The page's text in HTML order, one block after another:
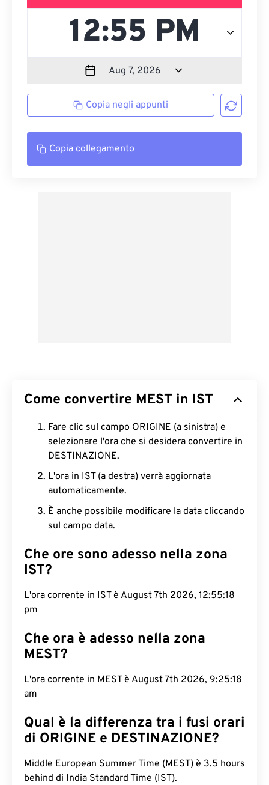
Copia negli appunti
Copia collegamento
Come convertire MEST in IST
Fare clic sul campo ORIGINE (a sinistra) e
selezionare l'ora che si desidera convertire in
DESTINAZIONE.
L'ora in IST (a destra) verrà aggiornata
automaticamente.
È anche possibile modificare la data cliccando
sul campo data.
Che ore sono adesso nella zona
IST?
L'ora corrente in IST è August 7th 2026, 12:55:19
pm
Che ora è adesso nella zona
MEST?
L'ora corrente in MEST è August 7th 2026, 9:25:19
am
Qual è la differenza tra i fusi orari
di ORIGINE e DESTINAZIONE?
Middle European Summer Time (MEST) è 3.5 hours
behind di India Standard Time (IST).